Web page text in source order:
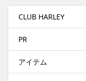
CLUB HARLEY
PR
アイテム